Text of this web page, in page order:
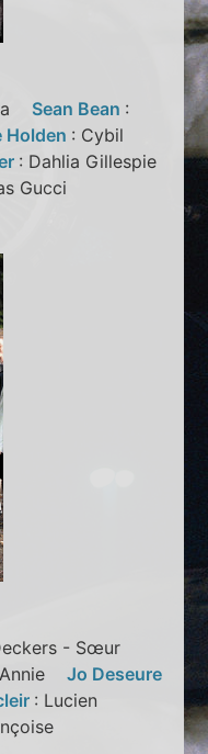
Sean Bean :
Holden : Cybil
: Dahlia Gillespie
Gucci
- Sœur
AnnieJo Deseure
: Lucien